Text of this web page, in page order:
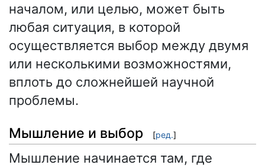
началом, или целью, может быть
любая ситуация, в которой
осуществляется выбор между двумя
или несколькими возможностями,
вплоть до сложнейшей научной
проблемы.
Мышление и выбор [ред.]
Мышление начинается там, где